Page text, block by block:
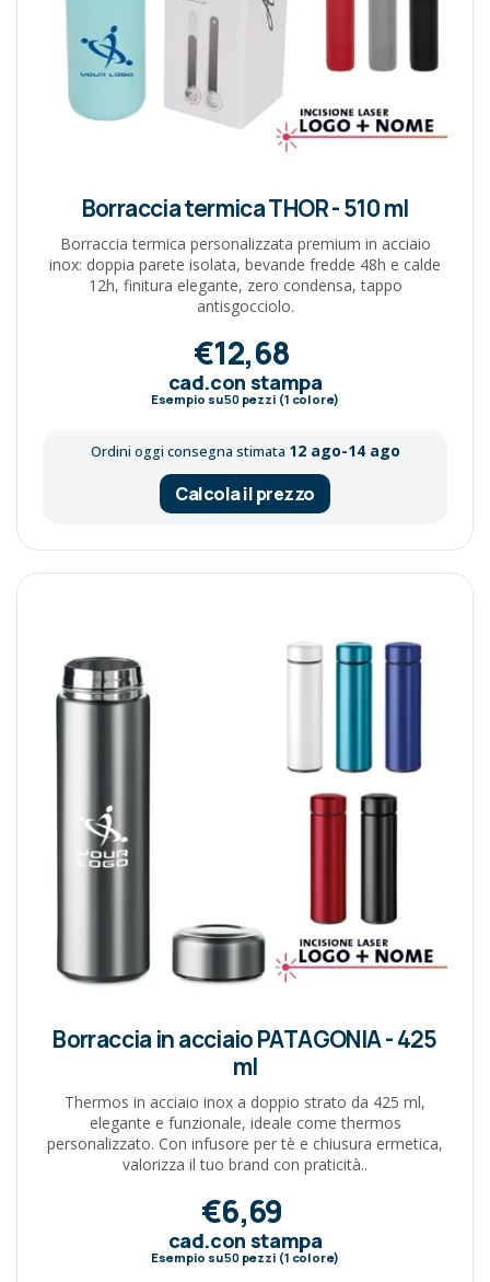
Borraccia termica THOR - 510 ml
Borraccia termica personalizzata premium in acciaio
inox: doppia parete isolata, bevande fredde 48h e calde
12h, finitura elegante, zero condensa, tappo
antisgocciolo.
€12,68
cad.con stampa
Esempio su50pezzi (1 colore)
Ordini oggi consegna stimata 12 ago-14 ago
Calcola il prezzo
Borraccia in acciaio PATAGONIA - 425
ml
Thermos in acciaio inox a doppio strato da 425 ml,
elegante e funzionale, ideale come thermos
personalizzato. Con infusore per tè e chiusura ermetica,
valorizza il tuo brand con praticità..
€6,69
cad.con stampa
Esempio su50pezzi (1 colore)